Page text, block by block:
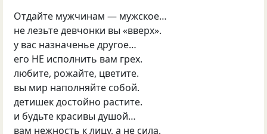
Отдайте мужчинам — мужское…
не лезьте девчонки вы «вверх».
у вас назначенье другое…
его НЕ исполнить вам грех.
любите, рожайте, цветите.
вы мир наполняйте собой.
детишек достойно растите.
и будьте красивы душой…
вам нежность к лицу, а не сила.